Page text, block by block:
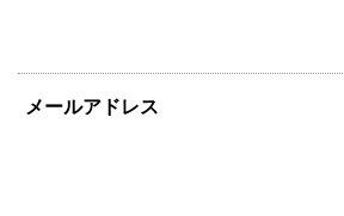
メールアドレス